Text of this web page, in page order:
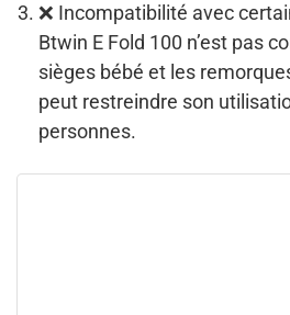
❌ Incompatibilité avec
Btwin E Fold 100 n’est pas
sièges bébé et les
peut restreindre son
personnes.